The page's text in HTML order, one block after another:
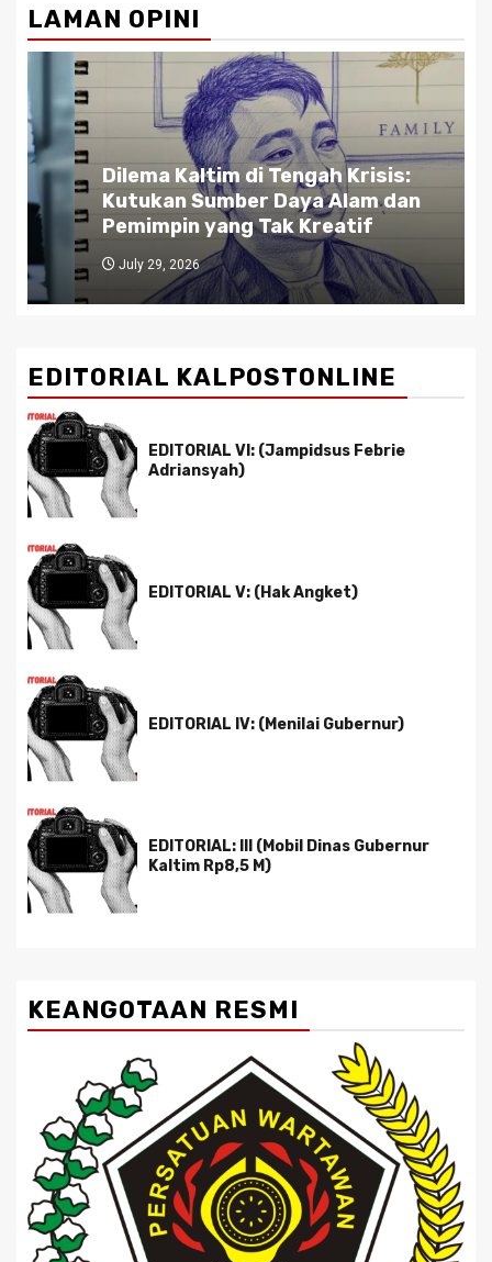
LAMAN OPINI
Dilema Kaltim di Tengah Krisis:
Kutukan Sumber Daya Alam dan
Pemimpin yang Tak Kreatif
July 29, 2026
EDITORIAL KALPOSTONLINE
EDITORIAL VI: (Jampidsus Febrie
Adriansyah)
EDITORIAL V: (Hak Angket)
EDITORIAL IV: (Menilai Gubernur)
EDITORIAL: III (Mobil Dinas Gubernur
Kaltim Rp8,5 M)
KEANGOTAAN RESMI